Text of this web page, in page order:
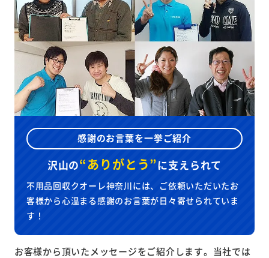
感謝のお言葉を一挙ご紹介
沢山の“ありがとう”に支えられて
不用品回収クオーレ神奈川には、ご依頼いただいたお
客様から心温まる感謝のお言葉が日々寄せられていま
す！
お客様から頂いたメッセージをご紹介します。当社では